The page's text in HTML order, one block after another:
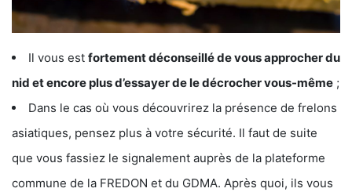
Il vous est fortement déconseillé de vous approcher du
nid et encore plus d’essayer de le décrocher vous-même ;
Dans le cas où vous découvrirez la présence de frelons
asiatiques, pensez plus à votre sécurité. Il faut de suite
que vous fassiez le signalement auprès de la plateforme
commune de la FREDON et du GDMA. Après quoi, ils vous